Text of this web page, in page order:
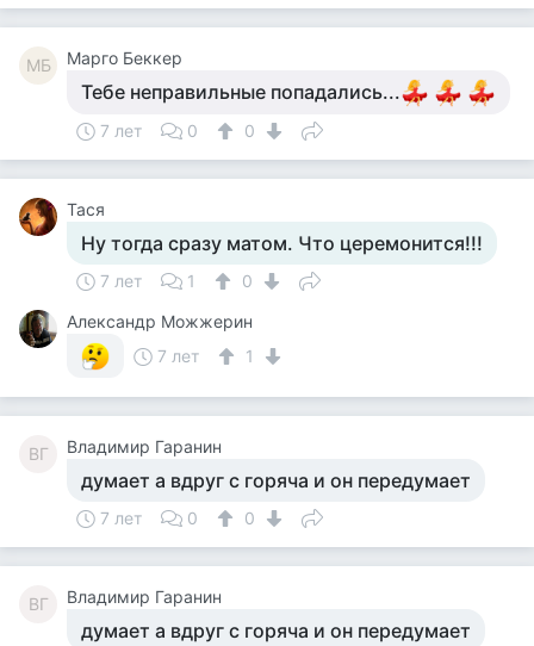
MБ Mарго Беккер
Тебе неправильные попадались...
7 лет 0 0
Тася
Ну тогда сразу матом. Что церемонится!!!
7 лет 1
0
Александр Можжерин
7 лет
1
ВГ Владимир Гаранин
думает а вдруг с горяча и он передумает
7 лет 0 0
ВГ Владимир Гаранин
думает а вдруг с горяча и он передумает